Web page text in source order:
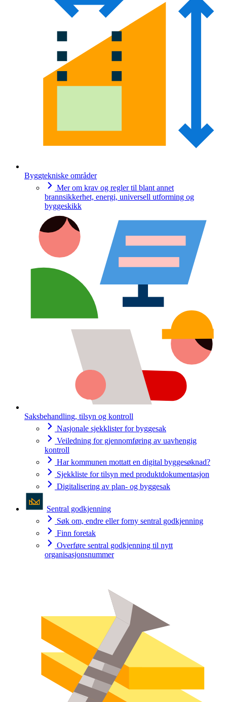
Byggtekniske områder
Mer om krav og regler til blant annet
brannsikkerhet, energi, universell utforming og
byggeskikk
Saksbehandling, tilsyn og kontroll
Nasjonale sjekklister for byggesak
Veiledning for gjennomføring av uavhengig
kontroll
Har kommunen mottatt en digital byggesøknad?
Sjekkliste for tilsyn med produktdokumentasjon
Digitalisering av plan- og byggesak
Sentral godkjenning
Søk om, endre eller forny sentral godkjenning
Finn foretak
Overføre sentral godkjenning til nytt
organisasjonsnummer